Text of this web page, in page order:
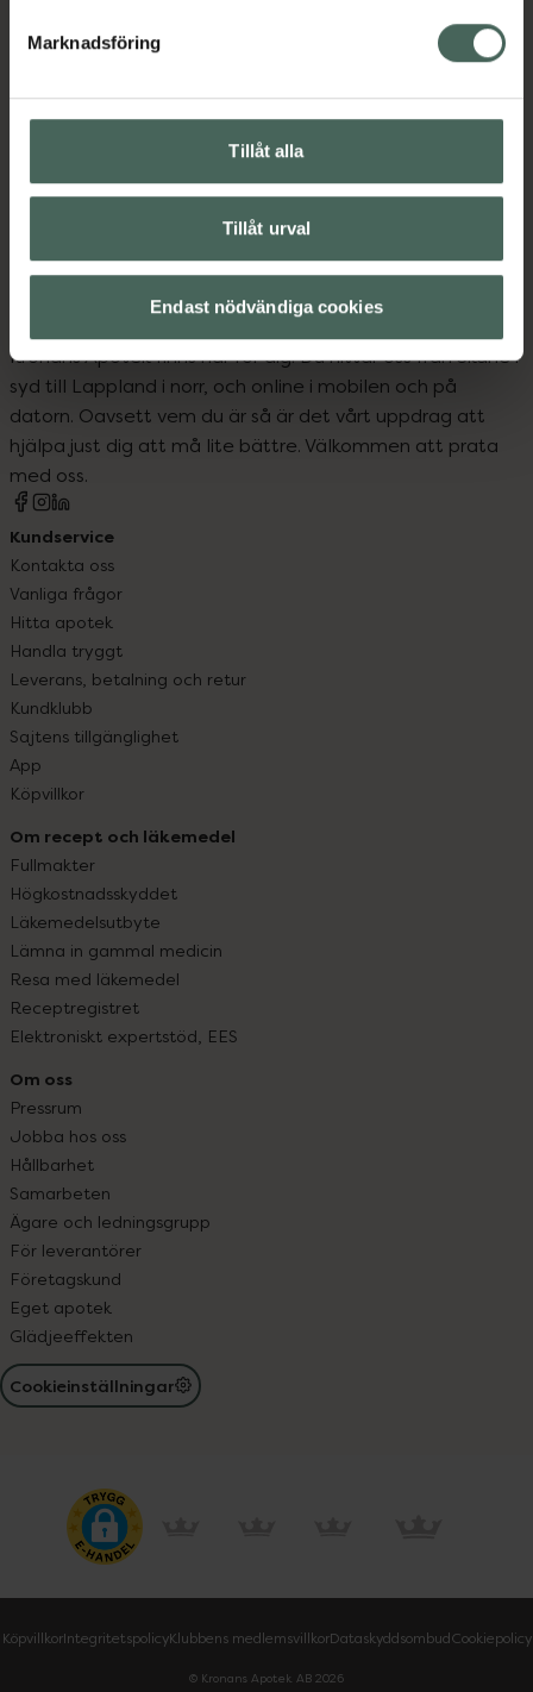
Marknadsföring
Tillåt alla
Tillåt urval
Endast nödvändiga cookies
Upptäck flera produkter inom
Brun utan sol-mousse
Hudvård
Kronans Apotek finns här för dig. Du hittar oss från Skåne i
syd till Lappland i norr, och online i mobilen och på
datorn. Oavsett vem du är så är det vårt uppdrag att
hjälpa just dig att må lite bättre. Välkommen att prata
med oss.
Kundservice
Kontakta oss
Vanliga frågor
Hitta apotek
Handla tryggt
Leverans, betalning och retur
Kundklubb
Sajtens tillgänglighet
App
Köpvillkor
Om recept och läkemedel
Fullmakter
Högkostnadsskyddet
Läkemedelsutbyte
Lämna in gammal medicin
Resa med läkemedel
Receptregistret
Elektroniskt expertstöd, EES
Om oss
Pressrum
Jobba hos oss
Hållbarhet
Samarbeten
Ägare och ledningsgrupp
För leverantörer
Företagskund
Eget apotek
Glädjeeffekten
Cookieinställningar
KöpvillkorIntegritetspolicyKlubbens medlemsvillkorDataskyddsombudCookiepolicy
© Kronans Apotek AB 2026